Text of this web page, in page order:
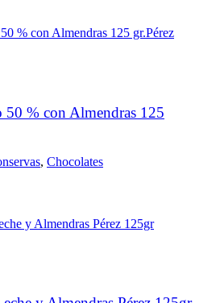
50 % con Almendras 125
, Chocolates